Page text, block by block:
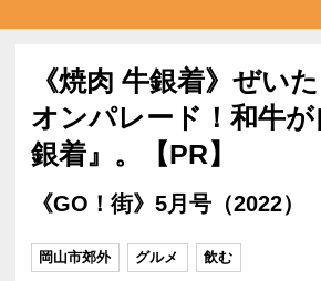
《焼肉 牛銀着》ぜい
オンパレード！和牛
銀着』。【PR】
《GO！街》5月号（2022）
岡山市郊外 グルメ 飲む